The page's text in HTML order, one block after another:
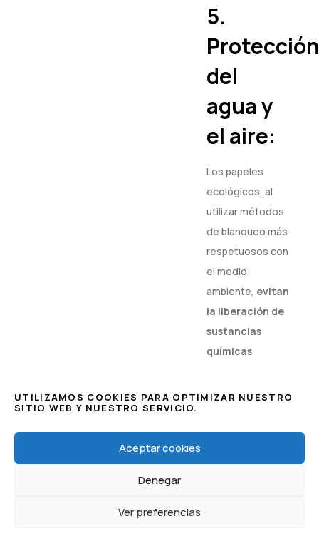
UTILIZAMOS COOKIES PARA OPTIMIZAR NUESTRO
SITIO WEB Y NUESTRO SERVICIO.
Aceptar cookies
Denegar
Ver preferencias
5.
Protección
del
agua y
el aire:
Los papeles
ecológicos, al
utilizar métodos
de blanqueo más
respetuosos con
el medio
ambiente, evitan
la liberación de
sustancias
químicas
la preservación
This website uses cookies to improve
your web experience.
Accept